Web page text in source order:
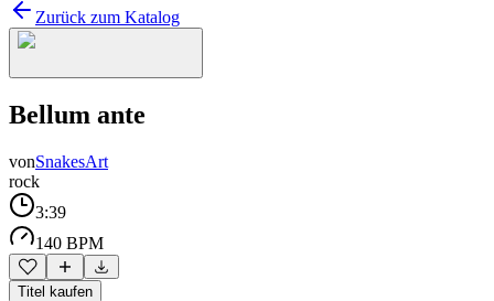
Zurück zum Katalog
Bellum ante
vonSnakesArt
rock
3:39
140 BPM
Titel kaufen